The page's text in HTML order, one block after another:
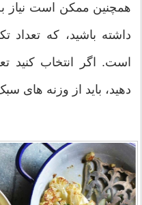
همچنین ممکن است نیاز
داشته باشید، که
است. اگر انتخاب کنید
دهید، باید از وزنه های